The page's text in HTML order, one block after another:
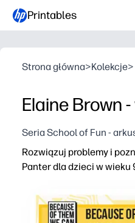
Printables
Strona główna>Kolekcje>
Elaine Brown
Seria School of Fun -
Rozwiązuj problemy i
Panter dla dzieci w wieku
Drukuj i przejdź -
Rozwiązywanie